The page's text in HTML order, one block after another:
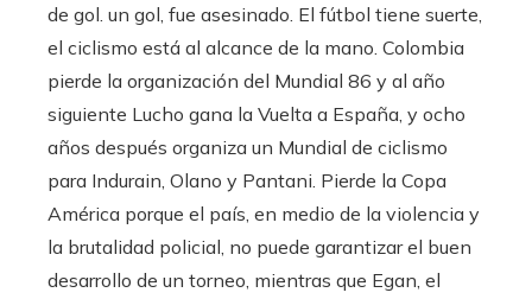
de gol. un gol, fue asesinado. El fútbol tiene suerte,
el ciclismo está al alcance de la mano. Colombia
pierde la organización del Mundial 86 y al año
siguiente Lucho gana la Vuelta a España, y ocho
años después organiza un Mundial de ciclismo
para Indurain, Olano y Pantani. Pierde la Copa
América porque el país, en medio de la violencia y
la brutalidad policial, no puede garantizar el buen
desarrollo de un torneo, mientras que Egan, el